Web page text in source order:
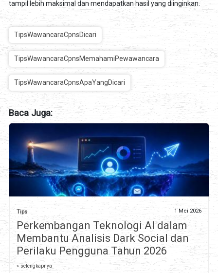
tampil lebih maksimal dan mendapatkan hasil yang diinginkan.
TipsWawancaraCpnsDicari
TipsWawancaraCpnsMemahamiPewawancara
TipsWawancaraCpnsApaYangDicari
Baca Juga:
Tips 1 Mei 2026
Perkembangan Teknologi AI dalam
Membantu Analisis Dark Social dan
Perilaku Pengguna Tahun 2026
» selengkapnya